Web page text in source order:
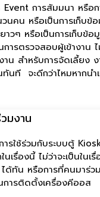
Event การสัมมนา หรือก
วนคน หรือเป็นการเก็บ
าวๆ หรือเป็นการเก็บ
การตรวจสอบผู้เข้างาน
าน สำหรับการจัดเลี้ยง
นที จะดีกว่าไหมหากนำ
มงาน
ารใช้ร่วมกับระบบตู้
เรื่องนี้ ไม่ว่าจะเป็นในเ
ด้ทัน หรือการที่คนมาร่ว
การติดตั้งเครื่องคีออส